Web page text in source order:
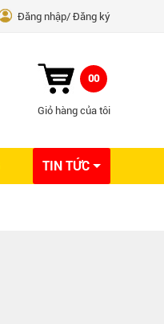
Đăng nhập Đăng ký
00
Giỏ hàng của tôi
TIN TỨC